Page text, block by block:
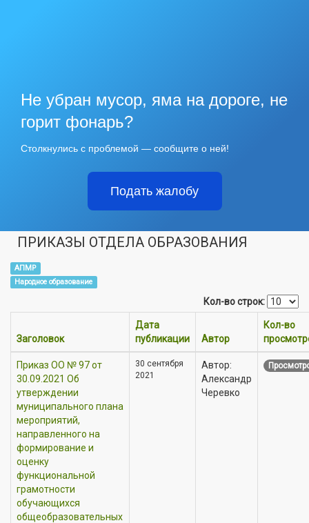
Не убран мусор, яма на дороге, не
горит фонарь?
Столкнулись с проблемой — сообщите о ней!
Подать жалобу
ПРИКАЗЫ ОТДЕЛА ОБРАЗОВАНИЯ
АПМР
Народное образование
Кол-во строк:
Заголовок
Дата
публикации
Автор
Кол-во
Приказ OO № 97 от
30.09.2021 Об
утверждении
муниципального плана
мероприятий,
направленного на
формирование и
оценку
функциональной
грамотности
обучающихся
общеобразовательных
30 сентября
2021
Автор:
Александр
Черевко